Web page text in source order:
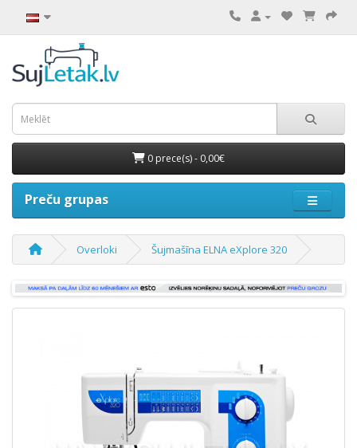
0 prece(s) - 0,00€
Preču grupas
Overloki Šujmašīna ELNA eXplore 320